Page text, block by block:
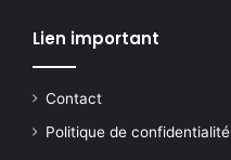
Lien important
Contact
Politique de confidentialité